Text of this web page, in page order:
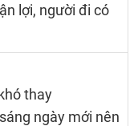
lợi, người đi có
thay
ngày mới nên